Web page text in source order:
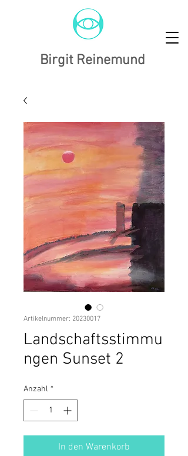
Birgit Reinemund
Artikelnummer: 20230017
Landschaftsstimmu
ngen Sunset 2
Anzahl *
In den Warenkorb